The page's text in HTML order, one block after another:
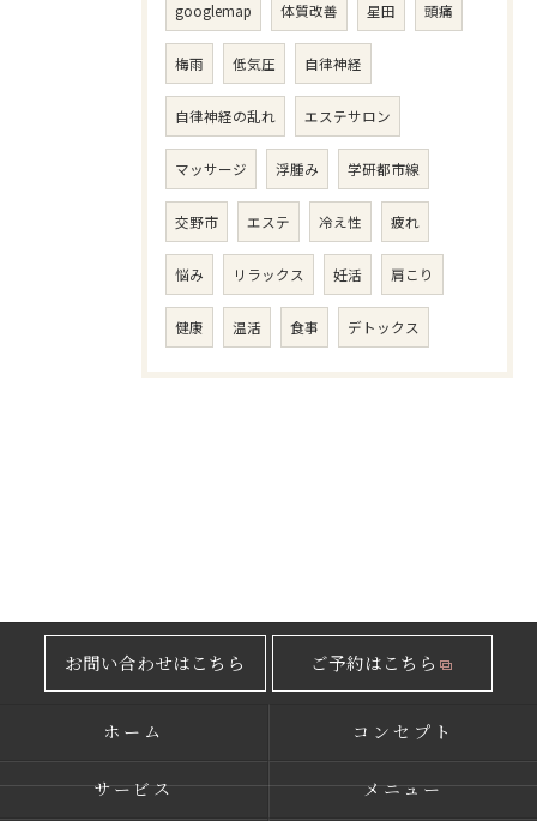
googlemap 体質改善 星田 頭痛
梅雨 低気圧 自律神経
自律神経の乱れ エステサロン
マッサージ 浮腫み 学研都市線
交野市 エステ 冷え性 疲れ
悩み リラックス 妊活 肩こり
健康 温活 食事 デトックス
お問い合わせはこちら ご予約はこちら
ホーム コンセプト
サービス メニュー